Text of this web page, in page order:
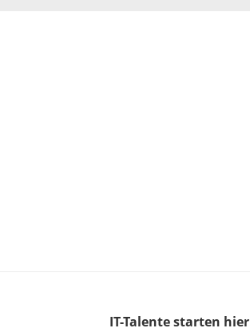
IT-Talentestarten hier